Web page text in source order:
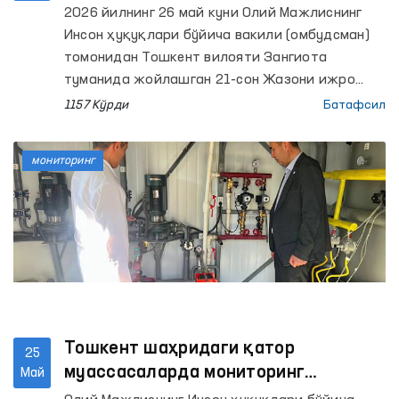
руҳий саломатлик илмий-амалий тиббиёт
марказининг психиатрия ва РИРСИАТМ
наркология хизмати бўйича Хоразм вилояти
филиалларига мониторинг ташрифлари
2026 йилнинг 26 май куни Олий Мажлиснинг
Инсон ҳуқуқлари бўйича вакили (омбудсман)
томонидан Тошкент вилояти Зангиота
туманида жойлашган 21-сон Жазони ижро
этиш колониясида мониторинг ташрифи
1157 Кўрди Батафсил
25
Май
Тошкент шаҳридаги қатор
муассасаларда мониторинг
мониторинг